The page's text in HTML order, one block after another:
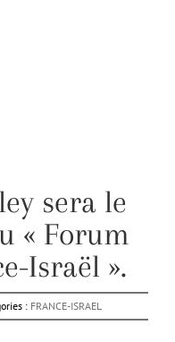
sera le
« Forum
Israël ».
: FRANCE-ISRAEL